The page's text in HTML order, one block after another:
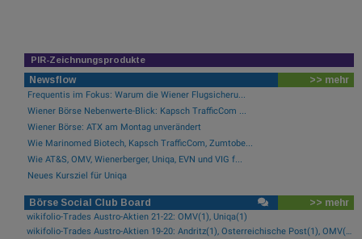
PIR-Zeichnungsprodukte
Newsflow >> mehr
Frequentis im Fokus: Warum die Wiener Flugsicheru...
Wiener Börse Nebenwerte-Blick: Kapsch TrafficCom ...
Wiener Börse: ATX am Montag unverändert
Wie Marinomed Biotech, Kapsch TrafficCom, Zumtobe...
Wie AT&S, OMV, Wienerberger, Uniqa, EVN und VIG f...
Neues Kursziel für Uniqa
Börse Social Club Board >> mehr
wikifolio-Trades Austro-Aktien 21-22: OMV(1), Uniqa(1)
wikifolio-Trades Austro-Aktien 19-20: Andritz(1), Österreichische Post(1), OMV(1), Uniqa(1)